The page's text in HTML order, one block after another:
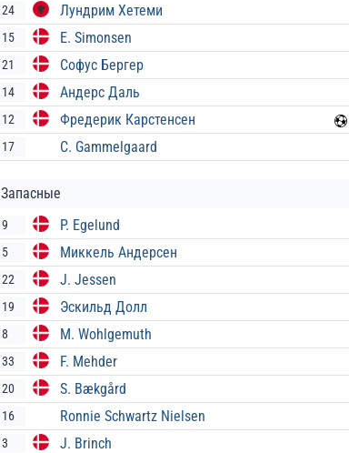
24 Лундрим Хетеми
15 E. Simonsen
21 Софус Бергер
14 Андерс Даль
12 Фредерик Карстенсен
17 C. Gammelgaard
Запасные
9 P. Egelund
5 Миккель Андерсен
22 J. Jessen
19 Эскильд Долл
8 M. Wohlgemuth
33 F. Mehder
20 S. Bækgård
16 Ronnie Schwartz Nielsen
3 J. Brinch